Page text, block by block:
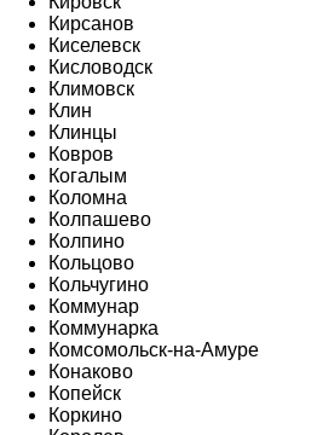
Кирсанов
Киселевск
Кисловодск
Климовск
Клин
Клинцы
Ковров
Когалым
Коломна
Колпашево
Колпино
Кольцово
Кольчугино
Коммунар
Коммунарка
Комсомольск-на-Амуре
Конаково
Копейск
Коркино